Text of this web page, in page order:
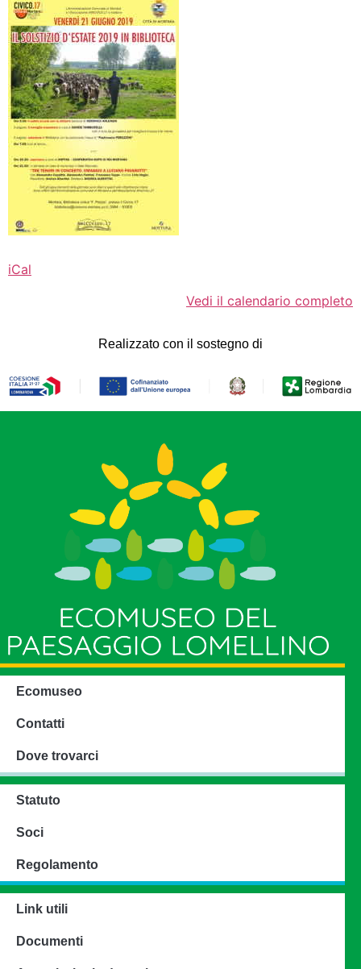
iCal
Vedi il calendario completo
Realizzato con il sostegno di
Ecomuseo
Contatti
Dove trovarci
Statuto
Soci
Regolamento
Link utili
Documenti